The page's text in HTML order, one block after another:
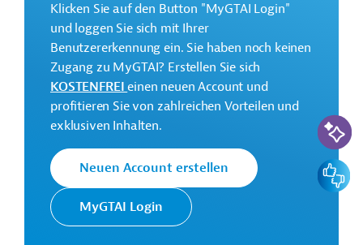
Weitere Informationen zu dem Entwicklungsprojekt
finden Sie auf derWebseite der Weltbankgruppe
und im Originaldokument, das zum Download
bereitsteht.
GTAI informiert über dieWeltbankgruppe:
Schwerpunkte, Regularien und praktische Hinweise zur
Gesamtkosten:
2 Millionen US-Dollar
Geberbeitrag:
Klicken Sie auf den Button "MyGTAI Login"
und loggen Sie sich mit Ihrer
Benutzererkennung ein. Sie haben noch keinen
Zugang zu MyGTAI? Erstellen Sie sich
KOSTENFREIeinen neuen Account und
profitieren Sie von zahlreichen Vorteilen und
exklusiven Inhalten.
Neuen Account erstellen
MyGTAI Login
KI-